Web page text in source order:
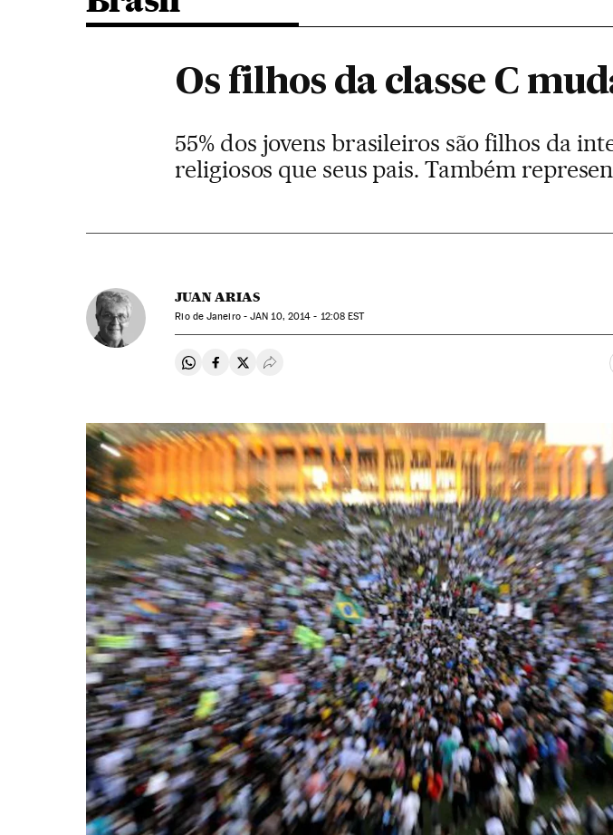
Os filhos da classe C
55% dos jovens brasileiros são filhos da
religiosos que seus pais. Também
JUAN ARIAS
Rio de Janeiro -JAN 10, 2014 - 12:08 EST
Compartir en Whatsapp
Compartir en Facebook
Compartir en Twitter
Desplegar Redes Sociales